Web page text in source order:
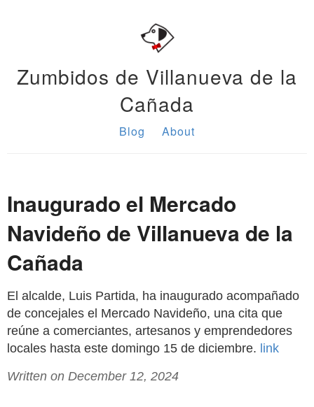
Zumbidos de Villanueva de la
Cañada
Blog About
Inaugurado el Mercado
Navideño de Villanueva de la
Cañada
El alcalde, Luis Partida, ha inaugurado acompañado
de concejales el Mercado Navideño, una cita que
reúne a comerciantes, artesanos y emprendedores
locales hasta este domingo 15 de diciembre. link
Written on December 12, 2024